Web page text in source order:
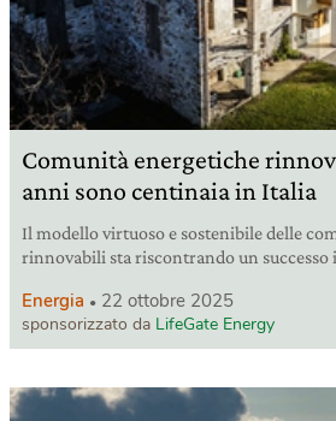
Comunità energetiche
anni sono centinaia in Italia
Il modello virtuoso e sostenibile delle
rinnovabili sta riscontrando un
Energia 22 ottobre 2025
sponsorizzato da LifeGate Energy